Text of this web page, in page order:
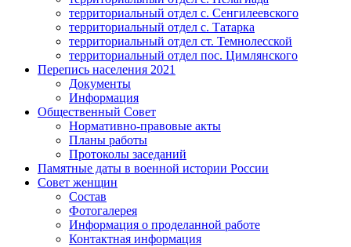
территориальный отдел с. Сенгилеевского
территориальный отдел с. Татарка
территориальный отдел ст. Темнолесской
территориальный отдел пос. Цимлянского
Перепись населения 2021
Документы
Информация
Общественный Совет
Нормативно-правовые акты
Планы работы
Протоколы заседаний
Памятные даты в военной истории России
Совет женщин
Состав
Фотогалерея
Информация о проделанной работе
Контактная информация